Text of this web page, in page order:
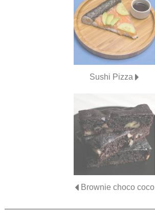
Sushi Pizza
Brownie choco coco